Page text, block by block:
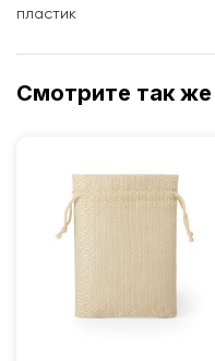
пластик
Смотрите так же